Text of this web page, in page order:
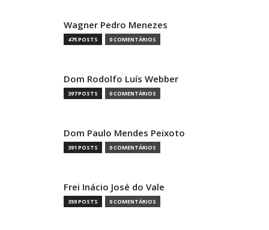
Wagner Pedro Menezes
475 POSTS 0 COMENTÁRIOS
Dom Rodolfo Luís Webber
397 POSTS 0 COMENTÁRIOS
Dom Paulo Mendes Peixoto
391 POSTS 0 COMENTÁRIOS
Frei Inácio José do Vale
359 POSTS 0 COMENTÁRIOS